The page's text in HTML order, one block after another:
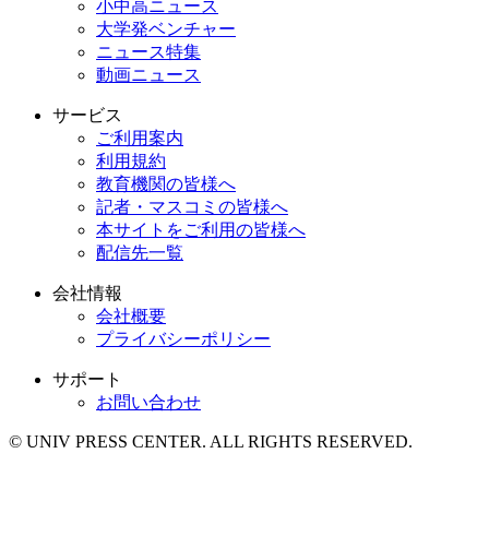
小中高ニュース
大学発ベンチャー
ニュース特集
動画ニュース
サービス
ご利用案内
利用規約
教育機関の皆様へ
記者・マスコミの皆様へ
本サイトをご利用の皆様へ
配信先一覧
会社情報
会社概要
プライバシーポリシー
サポート
お問い合わせ
© UNIV PRESS CENTER. ALL RIGHTS RESERVED.